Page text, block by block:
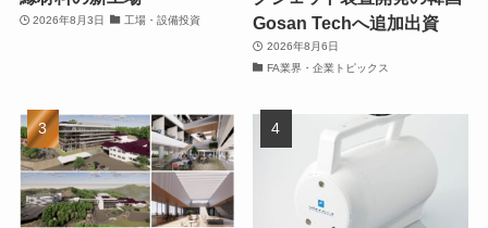
2026年8月3日 工場・設備投資
Gosan Techへ追加出資
2026年8月6日
FA業界・企業トピックス